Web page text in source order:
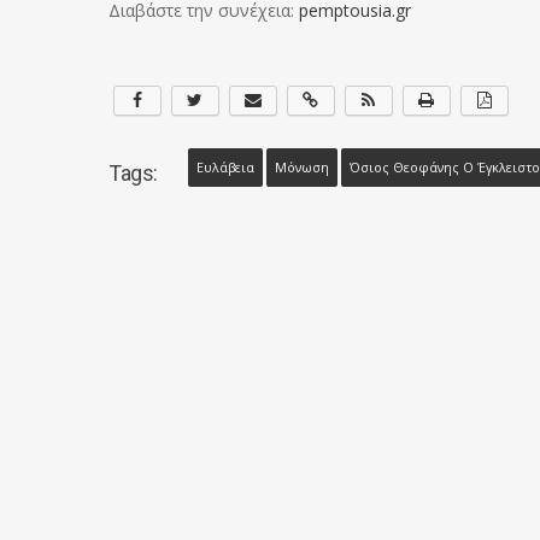
Διαβάστε την συνέχεια: pemptousia.gr
Tags: Ευλάβεια Μόνωση Όσιος Θεοφάνης Ο